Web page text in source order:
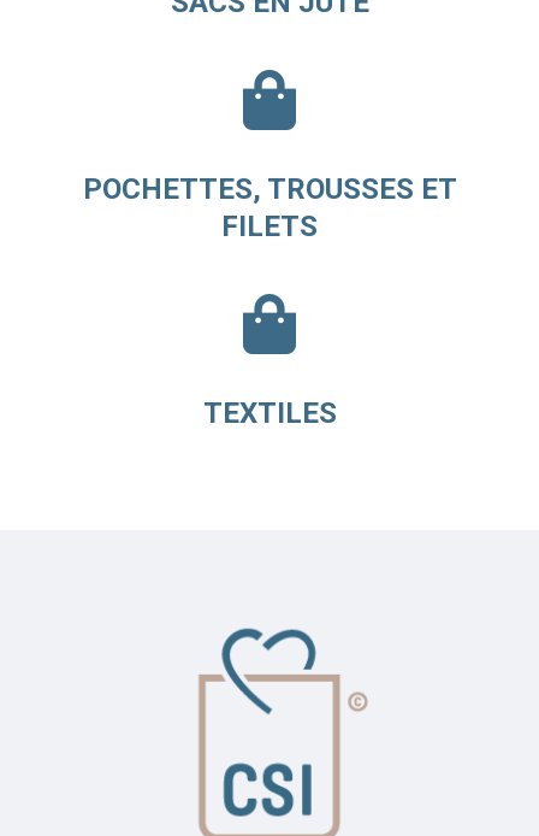
POCHETTES, TROUSSES ET
FILETS
TEXTILES